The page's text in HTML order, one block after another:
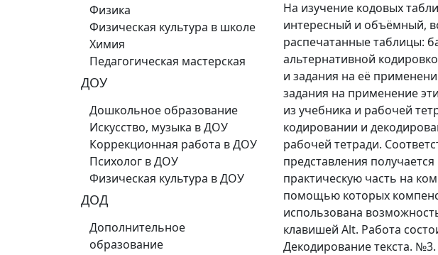
Физика
Физическая культура в школе
Химия
Педагогическая мастерская
ДОУ
Дошкольное образование
Искусство, музыка в ДОУ
Коррекционная работа в ДОУ
Психолог в ДОУ
Физическая культура в ДОУ
ДОД
Дополнительное
образование
На изучение кодовых
интересный и объёмный,
распечатанные таблицы:
альтернативной
и задания на её
задания на применение
из учебника и рабочей
кодировании и
рабочей тетради.
представления
практическую часть на
помощью которых
использована
клавишей Alt. Работа
Декодирование текста.